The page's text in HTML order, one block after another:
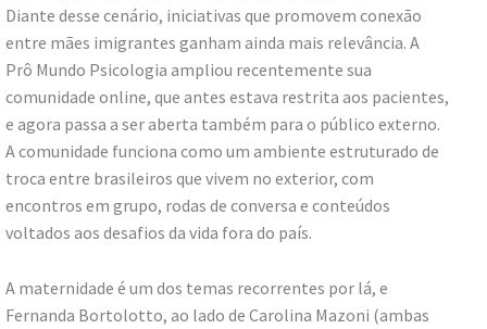
Diante desse cenário, iniciativas que promovem conexão
entre mães imigrantes ganham ainda mais relevância. A
Prô Mundo Psicologia ampliou recentemente sua
comunidade online, que antes estava restrita aos pacientes,
e agora passa a ser aberta também para o público externo.
A comunidade funciona como um ambiente estruturado de
troca entre brasileiros que vivem no exterior, com
encontros em grupo, rodas de conversa e conteúdos
voltados aos desafios da vida fora do país.
A maternidade é um dos temas recorrentes por lá, e
Fernanda Bortolotto, ao lado de Carolina Mazoni (ambas